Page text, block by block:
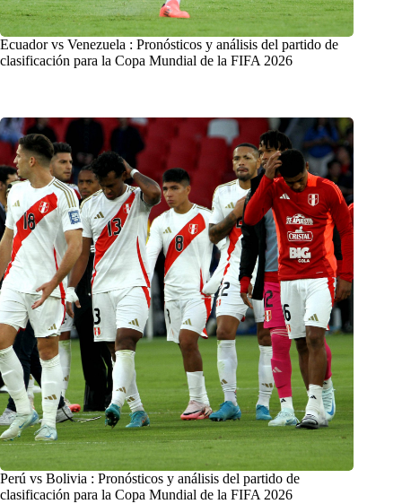
Ecuador vs Venezuela : Pronósticos y análisis del partido de
clasificación para la Copa Mundial de la FIFA 2026
Perú vs Bolivia : Pronósticos y análisis del partido de
clasificación para la Copa Mundial de la FIFA 2026